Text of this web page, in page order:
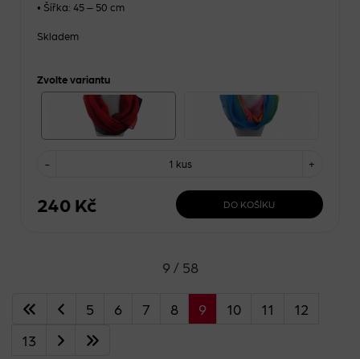
• Šířka: 45 – 50 cm
Skladem
Zvolte variantu
- +
1 kus
240 Kč DO KOŠÍKU
9 / 58
5 6 7 8 9 10 11
12
13